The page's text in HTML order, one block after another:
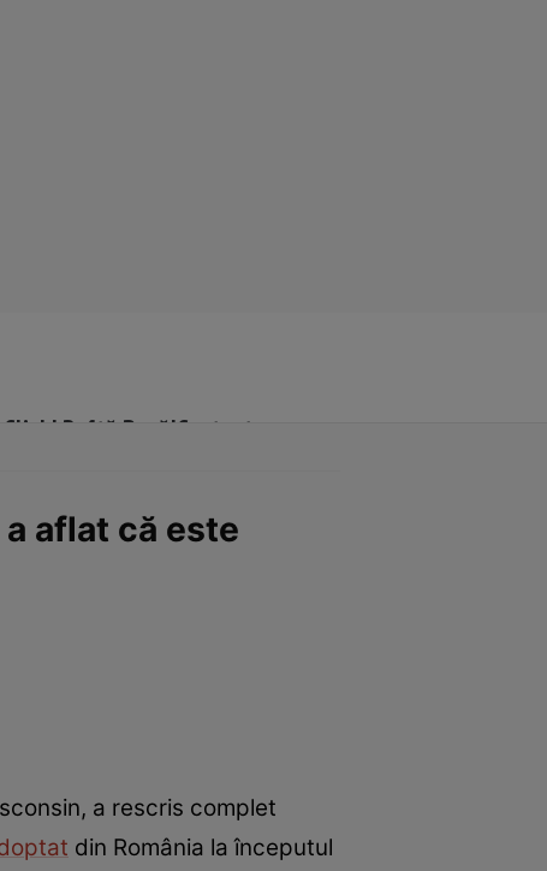
Click! Poftă Bună!Contact
aflat că este
a rescris complet
din România la începutul